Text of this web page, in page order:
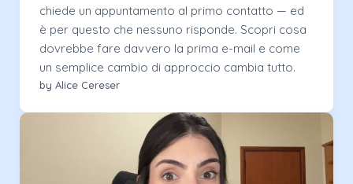
chiede un appuntamento al primo contatto — ed
è per questo che nessuno risponde. Scopri cosa
dovrebbe fare davvero la prima e-mail e come
un semplice cambio di approccio cambia tutto.
by Alice Cereser